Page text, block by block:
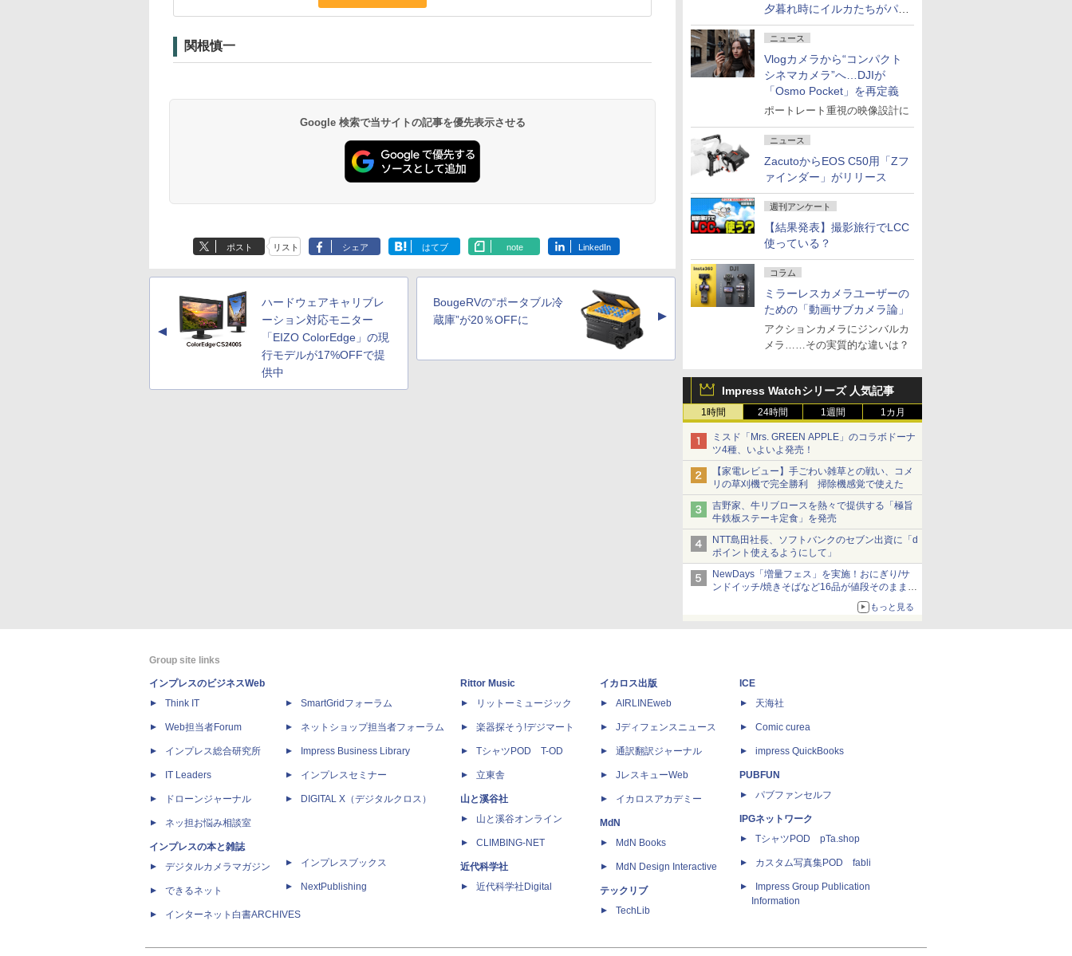
夕暮れ時にイルカたちがパフ
ォーマンスを繰り広げる
ニュース
Vlogカメラから“コンパクト
シネマカメラ”へ…DJIが
「Osmo Pocket」を再定義
ポートレート重視の映像設計に
ニュース
ZacutoからEOS C50用「Zフ
ァインダー」がリリース
週刊アンケート
【結果発表】撮影旅行でLCC
使っている？
コラム
ミラーレスカメラユーザーの
ための「動画サブカメラ論」
アクションカメラにジンバルカ
メラ……その実質的な違いは？
Impress Watchシリーズ 人気記事
1時間 24時間 1週間 1カ月
ミスド「Mrs. GREEN APPLE」のコラボドーナ
ツ4種、いよいよ発売！
【家電レビュー】手ごわい雑草との戦い、コメ
リの草刈機で完全勝利 掃除機感覚で使えた
吉野家、牛リブロースを熱々で提供する「極旨
牛鉄板ステーキ定食」を発売
NTT島田社長、ソフトバンクのセブン出資に「d
ポイント使えるようにして」
NewDays「増量フェス」を実施！おにぎり/サ
ンドイッチ/焼きそばなど16品が値段そのままで
もっと見る
関根慎一
Google 検索で当サイトの記事を優先表示させる
ポスト リスト シェア はてブ note LinkedIn
▲
ハードウェアキャリブレ
ーション対応モニター
「EIZO ColorEdge」の現
行モデルが17%OFFで提
供中
BougeRVの“ポータブル冷
蔵庫”が20％OFFに
▲
Group site links
インプレスのビジネスWeb
Think IT
Web担当者Forum
インプレス総合研究所
IT Leaders
ドローンジャーナル
ネッ担お悩み相談室
インプレスの本と雑誌
デジタルカメラマガジン
できるネット
インターネット白書ARCHIVES
SmartGridフォーラム
ネットショップ担当者フォーラム
Impress Business Library
インプレスセミナー
DIGITAL X（デジタルクロス）
インプレスブックス
NextPublishing
Rittor Music
リットーミュージック
楽器探そう!デジマート
TシャツPOD T-OD
立東舎
山と溪谷社
山と溪谷オンライン
CLIMBING-NET
近代科学社
近代科学社Digital
イカロス出版
AIRLINEweb
Jディフェンスニュース
通訳翻訳ジャーナル
JレスキューWeb
イカロスアカデミー
MdN
MdN Books
MdN Design Interactive
テックリブ
TechLib
ICE
天海社
Comic curea
impress QuickBooks
PUBFUN
パブファンセルフ
IPGネットワーク
TシャツPOD pTa.shop
カスタム写真集POD fabli
Impress Group Publication
Information